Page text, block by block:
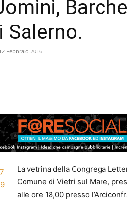
Salerno.
12 Febbraio 2016
La vetrina della Congrega
Comune di Vietri sul Mare,
alle ore 18,00 presso